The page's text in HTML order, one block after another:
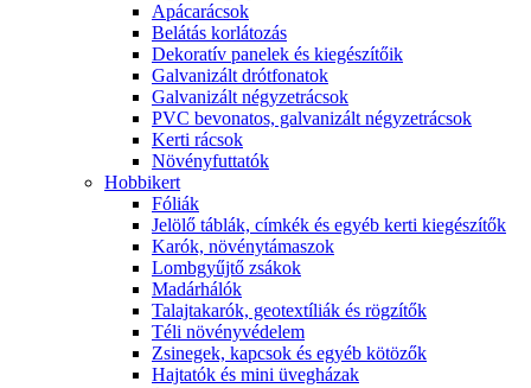
Apácarácsok
Belátás korlátozás
Dekoratív panelek és kiegészítőik
Galvanizált drótfonatok
Galvanizált négyzetrácsok
PVC bevonatos, galvanizált négyzetrácsok
Kerti rácsok
Növényfuttatók
Hobbikert
Fóliák
Jelölő táblák, címkék és egyéb kerti kiegészítők
Karók, növénytámaszok
Lombgyűjtő zsákok
Madárhálók
Talajtakarók, geotextíliák és rögzítők
Téli növényvédelem
Zsinegek, kapcsok és egyéb kötözők
Hajtatók és mini üvegházak